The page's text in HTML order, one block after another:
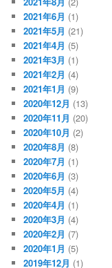
2021年6月 (1)
2021年5月 (21)
2021年4月 (5)
2021年3月 (1)
2021年2月 (4)
2021年1月 (9)
2020年12月 (13)
2020年11月 (20)
2020年10月 (2)
2020年8月 (8)
2020年7月 (1)
2020年6月 (3)
2020年5月 (4)
2020年4月 (1)
2020年3月 (4)
2020年2月 (7)
2020年1月 (5)
2019年12月 (1)